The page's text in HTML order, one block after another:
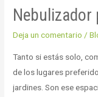
Nebulizador
Deja un comentario /
Tanto si estás solo,
de los lugares
jardines. Son ese
ambiente